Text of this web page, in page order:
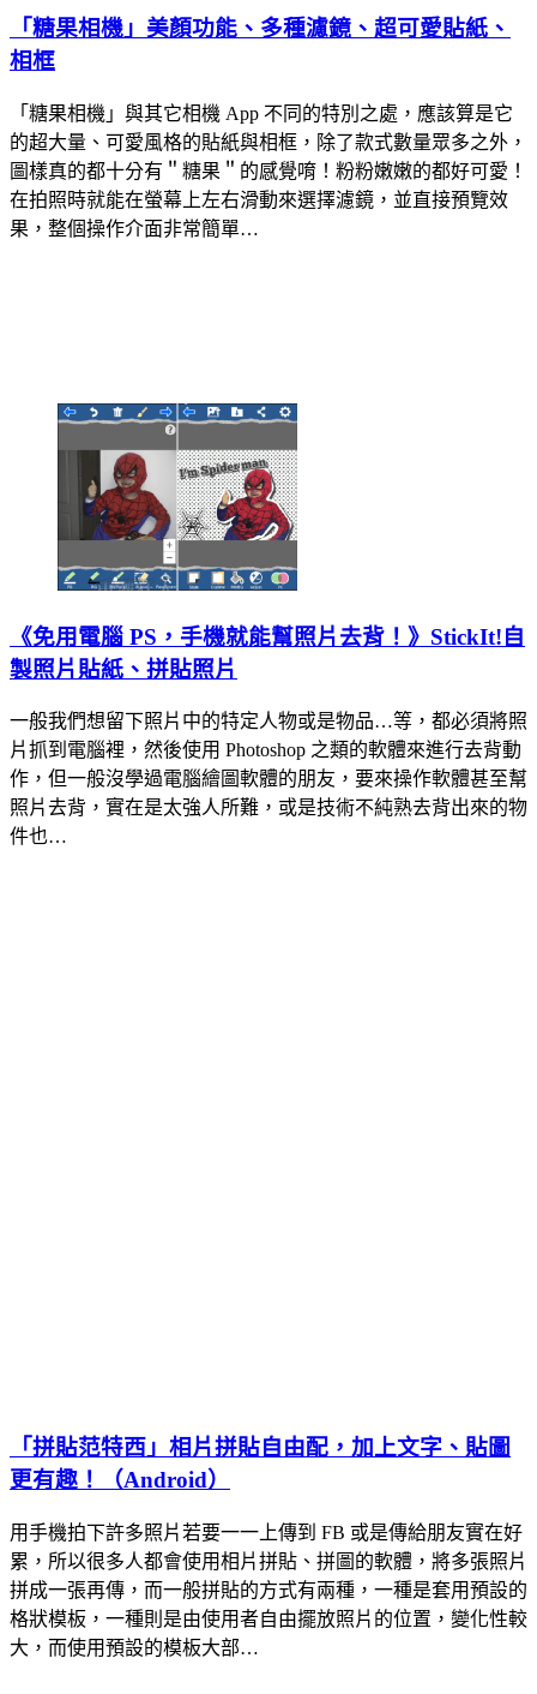
「糖果相機」美顏功能、多種濾鏡、超可愛貼紙、
相框
「糖果相機」與其它相機 App 不同的特別之處，應該算是它
的超大量、可愛風格的貼紙與相框，除了款式數量眾多之外，
圖樣真的都十分有＂糖果＂的感覺唷！粉粉嫩嫩的都好可愛！
在拍照時就能在螢幕上左右滑動來選擇濾鏡，並直接預覽效
果，整個操作介面非常簡單…
《免用電腦 PS，手機就能幫照片去背！》StickIt!自
製照片貼紙、拼貼照片
一般我們想留下照片中的特定人物或是物品…等，都必須將照
片抓到電腦裡，然後使用 Photoshop 之類的軟體來進行去背動
作，但一般沒學過電腦繪圖軟體的朋友，要來操作軟體甚至幫
照片去背，實在是太強人所難，或是技術不純熟去背出來的物
件也…
「拼貼范特西」相片拼貼自由配，加上文字、貼圖
更有趣！（Android）
用手機拍下許多照片若要一一上傳到 FB 或是傳給朋友實在好
累，所以很多人都會使用相片拼貼、拼圖的軟體，將多張照片
拼成一張再傳，而一般拼貼的方式有兩種，一種是套用預設的
格狀模板，一種則是由使用者自由擺放照片的位置，變化性較
大，而使用預設的模板大部…